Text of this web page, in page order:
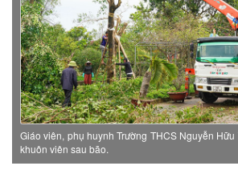
Giáo viên, phụ huynh Trường THCS Nguyễn
khuôn viên sau bão.